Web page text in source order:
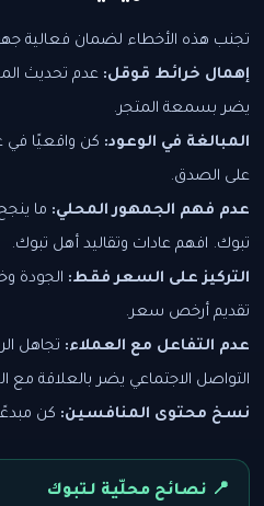
تجنب هذه الأخطاء لضمان فعالية
إهمال خرائط قوقل: عدم تحديث
يضر بسمعة المتجر.
المبالغة في الوعود: كن واقعيًا في
على الصدق.
عدم فهم الجمهور المحلي: ما
تبوك. افهم عادات وتقاليد أهل تبوك.
التركيز على السعر فقط: الجودة
تقديم أرخص سعر.
عدم التفاعل مع العملاء: تجاهل
التواصل الاجتماعي يضر بالعلاقة مع
نسخ محتوى المنافسين: كن
📍 نصائح محلّية لـتبوك